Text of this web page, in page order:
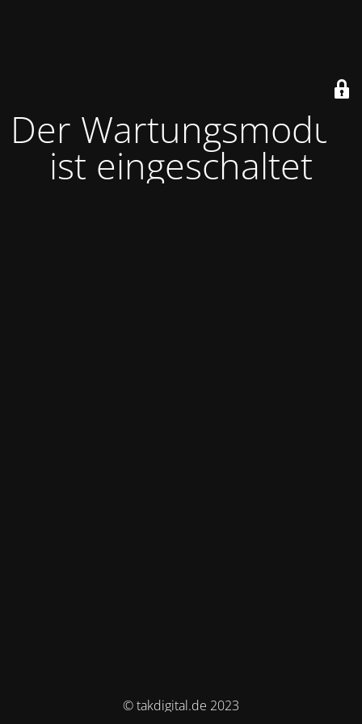
Der Wartungsmodus
ist eingeschaltet
© takdigital.de 2023